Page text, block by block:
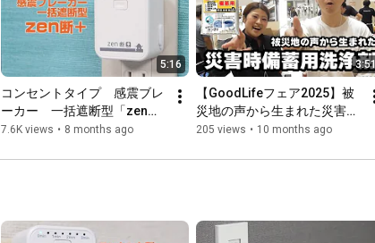
◆業界初！タイマー付きで遮断する時間が選べる！
これまでの製品は即遮断もしくは3分後にブレーカーを落とすタ
イプが主流。
「zen断+」は0秒～3分の間で選択が可能です。＊30秒毎
◆作動も正確！
振り子の原理を応用した特許技術により、正確に揺れを感知
故障の心配がなく、定期的に作動テストをする必要がありませ
5:16
コンセントタイプ　感震ブレ
ーカー　一括遮断型「zen断
＋」紹介動画
7.6K views • 8 months ago
3:51
【GoodLifeフェア2025】被
災地の声から生まれた災害時
備蓄用洗浄剤！
205 views • 10 months ago